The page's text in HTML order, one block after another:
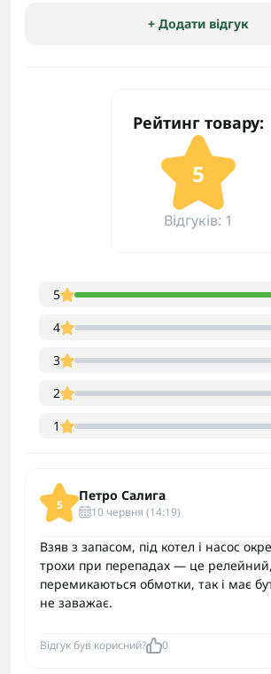
+ Додати відгук
Рейтинг товару:
5
Відгуків: 1
5
4
3
2
1
5
Петро Салига
10 червня (14:19)
Взяв з запасом, під котел і насос
трохи при перепадах — це
перемикаються обмотки, так і має
не заважає.
Відгук був корисний? 0